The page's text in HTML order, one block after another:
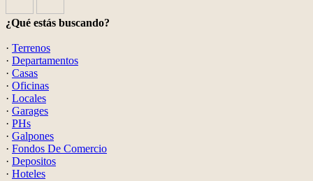
¿Qué estás buscando?
· Terrenos
· Departamentos
· Casas
· Oficinas
· Locales
· Garages
· PHs
· Galpones
· Fondos De Comercio
· Depositos
· Hoteles